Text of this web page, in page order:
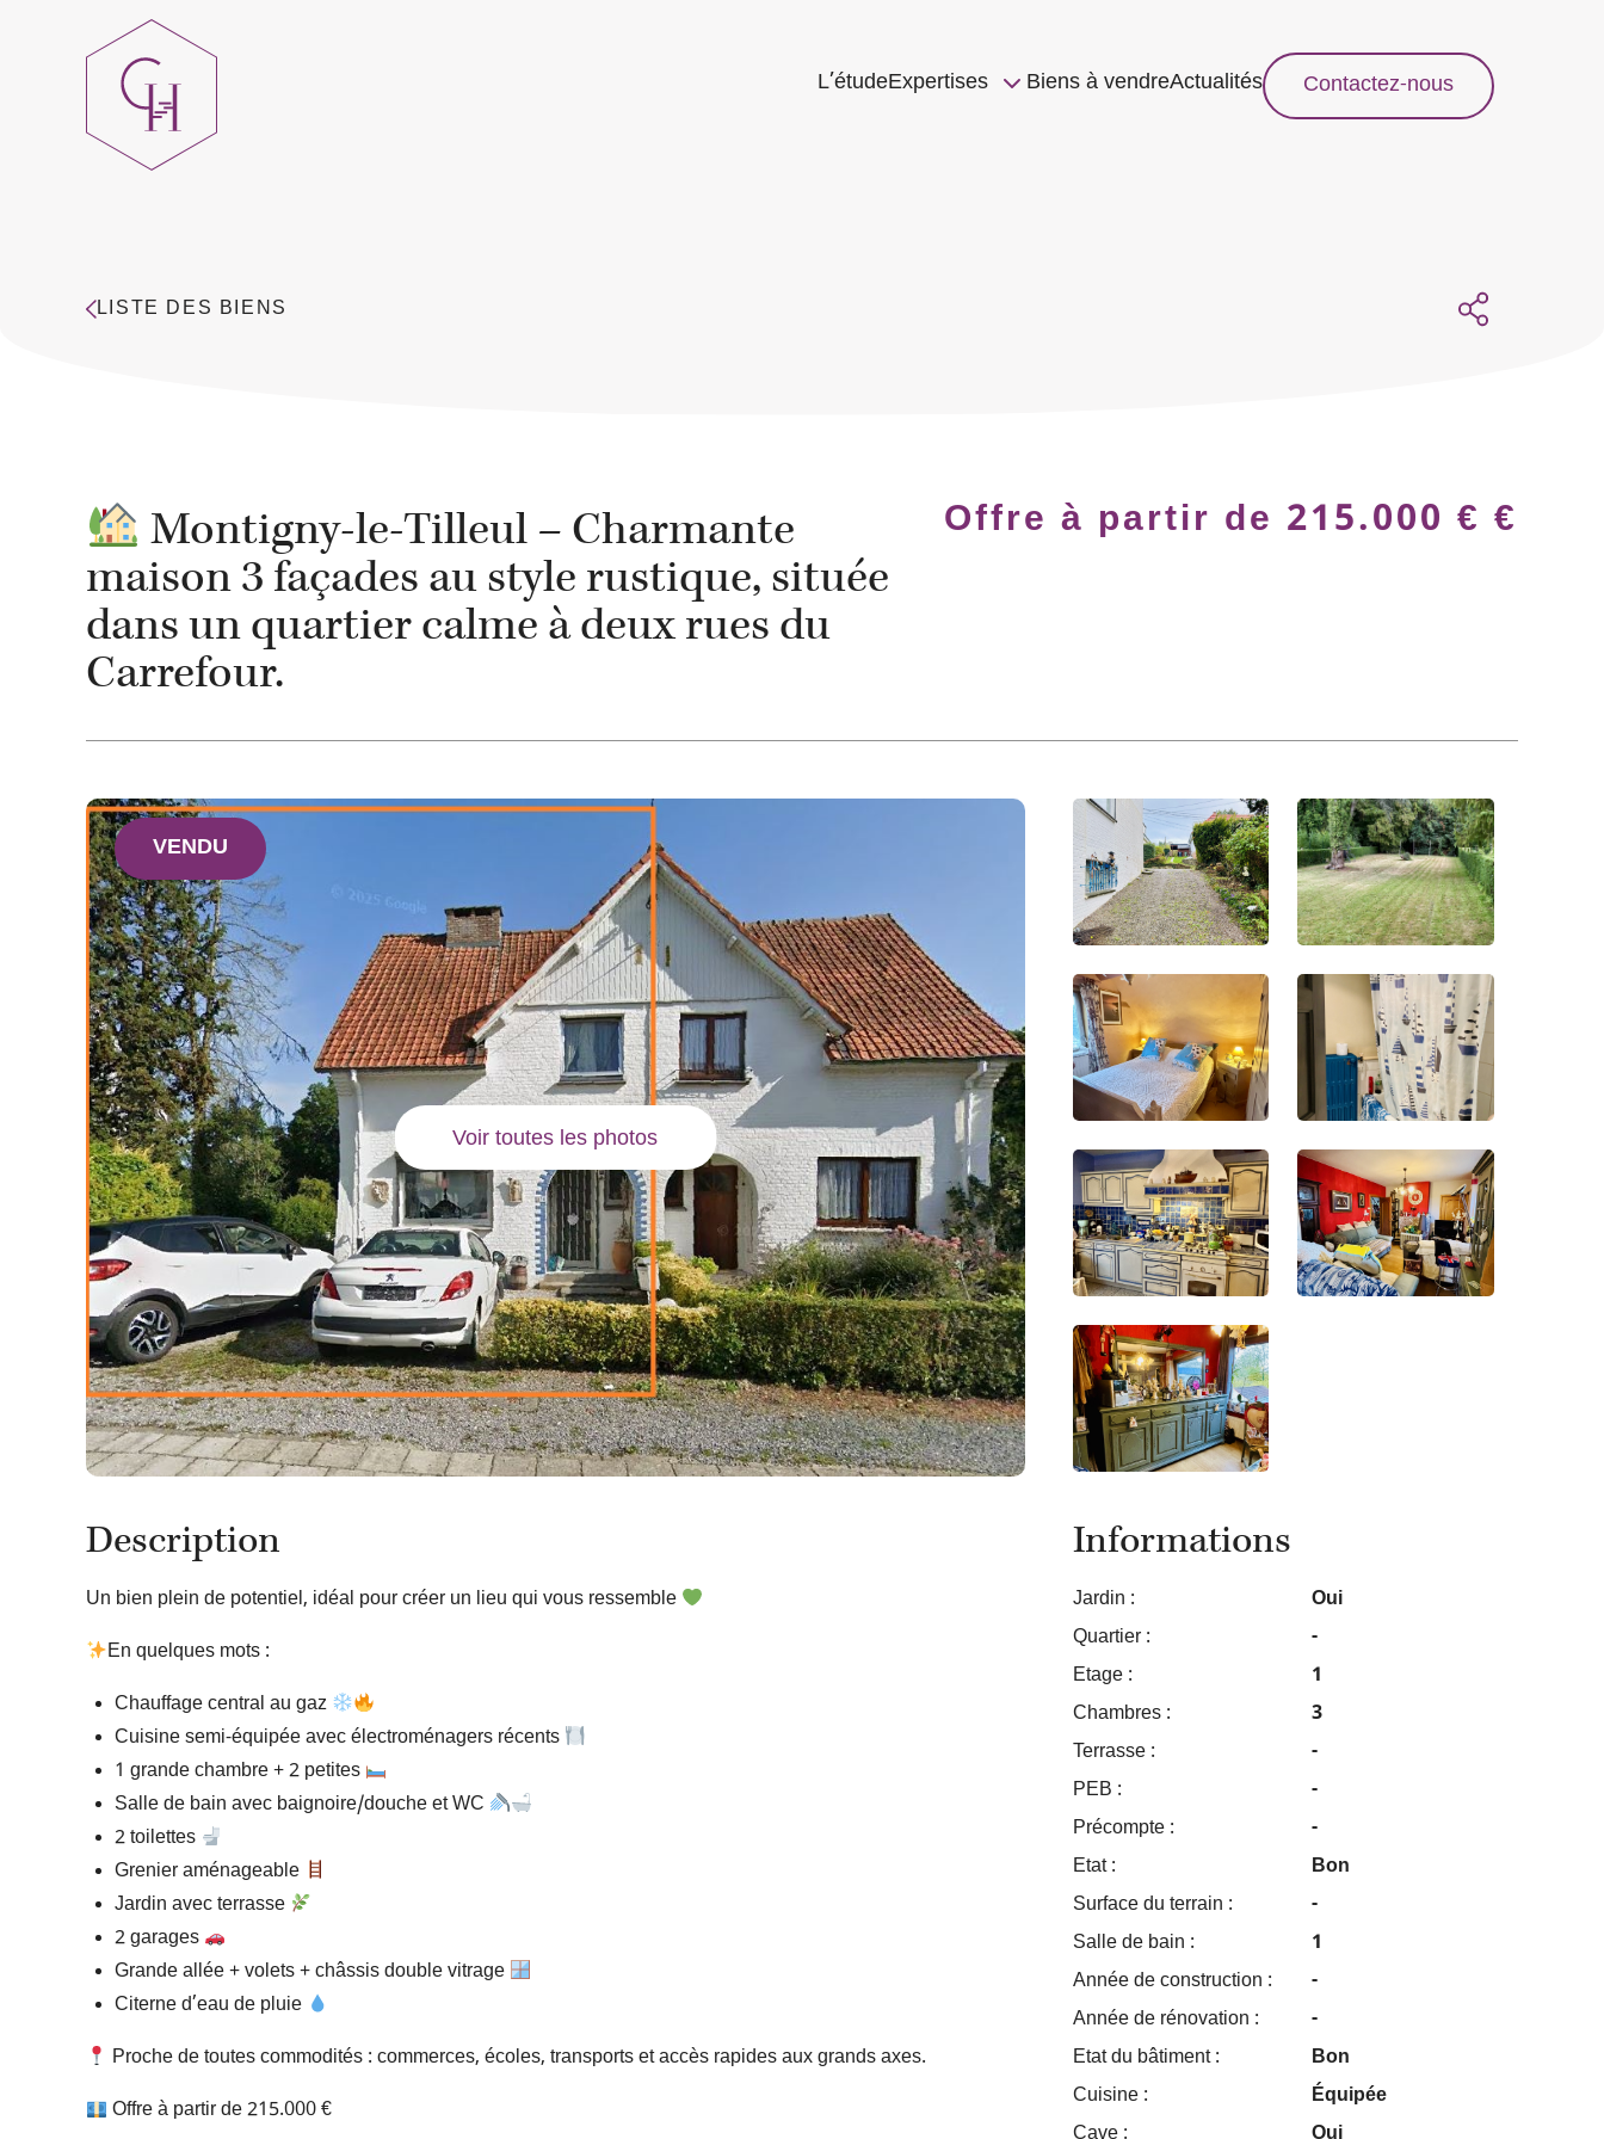
L’étudeExpertises Biens à vendreActualités Contactez-nous
LISTE DES BIENS
Montigny-le-Tilleul – Charmante
maison 3 façades au style rustique, située
dans un quartier calme à deux rues du
Carrefour.
Offre à partir de 215.000 € €
Voir toutes les photos
VENDU
Description
Un bien plein de potentiel, idéal pour créer un lieu qui vous ressemble
En quelques mots :
Chauffage central au gaz
Cuisine semi-équipée avec électroménagers récents
1 grande chambre + 2 petites
Salle de bain avec baignoire/douche et WC
2 toilettes
Grenier aménageable
Jardin avec terrasse
2 garages
Grande allée + volets + châssis double vitrage
Citerne d’eau de pluie
Proche de toutes commodités : commerces, écoles, transports et accès rapides aux grands axes.
Offre à partir de 215.000 €
Informations
Jardin :
Oui
Quartier :
-
Etage :
1
Chambres :
3
Terrasse :
-
PEB :
-
Précompte :
-
Etat :
Bon
Surface du terrain :
-
Salle de bain :
1
Année de construction :
-
Année de rénovation :
-
Etat du bâtiment :
Bon
Cuisine :
Équipée
Cave :
Oui